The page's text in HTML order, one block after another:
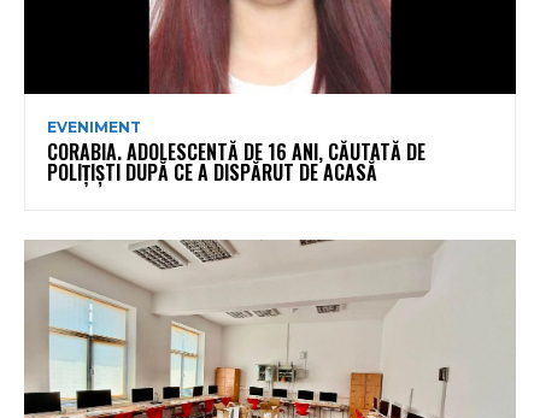
EVENIMENT
CORABIA. ADOLESCENTĂ DE 16 ANI, CĂUTATĂ DE
POLIȚIȘTI DUPĂ CE A DISPĂRUT DE ACASĂ